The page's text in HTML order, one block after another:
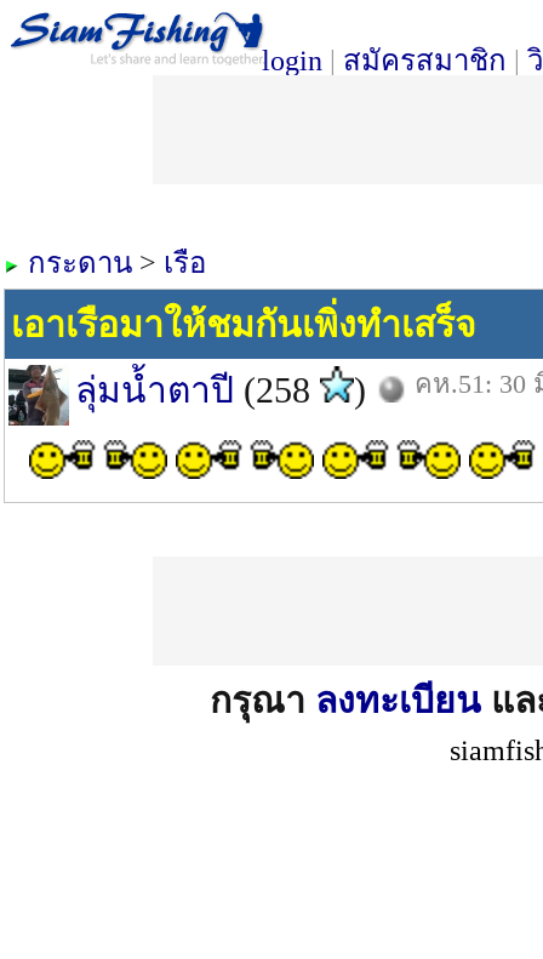
login | สมัครสมาชิก |
กระดาน > เรือ
เอาเรือมาให้ชมกันเพิ่งทำเสร็จ
ลุ่มน้ำตาปี (258 ) คห.51: 30
กรุณา ลงทะเบียน แ